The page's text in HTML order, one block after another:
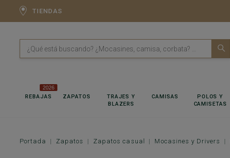
TIENDAS
REBAJAS
2026
ZAPATOS
TRAJES Y
BLAZERS
CAMISAS
POLOS Y
CAMISETAS
Portada Zapatos Zapatos casual Mocasines y Drivers